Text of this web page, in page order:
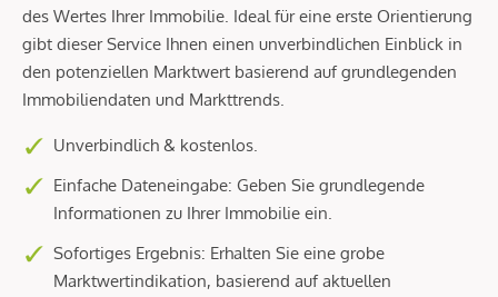
des Wertes Ihrer Immobilie. Ideal für eine erste Orientierung
gibt dieser Service Ihnen einen unverbindlichen Einblick in
den potenziellen Marktwert basierend auf grundlegenden
Immobiliendaten und Markttrends.
Unverbindlich & kostenlos.
Einfache Dateneingabe: Geben Sie grundlegende
Informationen zu Ihrer Immobilie ein.
Sofortiges Ergebnis: Erhalten Sie eine grobe
Marktwertindikation, basierend auf aktuellen